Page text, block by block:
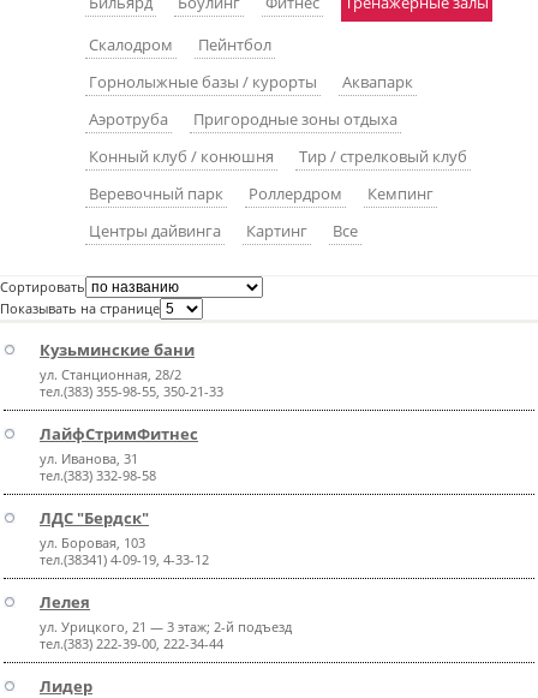
пїЅпїЅпїЅ
пїЅпїЅпїЅпїЅпїЅпїЅпїЅпїЅпїЅпїЅпїЅ
пїЅпїЅпїЅ
пїЅпїЅпїЅпїЅпїЅпїЅпїЅпїЅпїЅ
пїЅпїЅпїЅ пїЅпїЅпїЅпїЅпїЅ
пїЅпїЅпїЅ пїЅпїЅпїЅпїЅпїЅпїЅ
пїЅпїЅпїЅпїЅпїЅ
пїЅпїЅпїЅпїЅпїЅпїЅпїЅпїЅпїЅпїЅ
пїЅпїЅпїЅпїЅпїЅпїЅпїЅпїЅпїЅпїЅ
Скалодром
Пейнтбол
Горнолыжные базы / курорты
Аквапарк
Аэротруба
Пригородные зоны отдыха
Конный клуб / конюшня
Тир / стрелковый клуб
Веревочный парк
Роллердром
Кемпинг
Центры дайвинга
Картинг Все
Сортировать
Показывать на странице
Кузьминские бани
ул. Станционная, 28/2
тел.(383) 355-98-55, 350-21-33
ЛайфСтримФитнес
ул. Иванова, 31
тел.(383) 332-98-58
ЛДС "Бердск"
ул. Боровая, 103
тел.(38341) 4-09-19, 4-33-12
Лелея
ул. Урицкого, 21 — 3 этаж; 2-й подъезд
тел.(383) 222-39-00, 222-34-44
Лидер